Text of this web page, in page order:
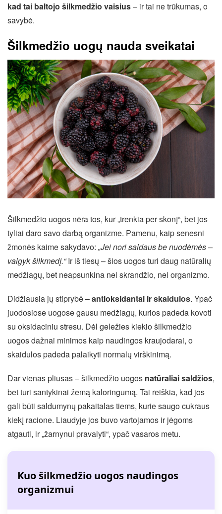
kad tai baltojo šilkmedžio vaisius– ir tai ne trūkumas, o
savybė.
Šilkmedžio uogų nauda sveikatai
Šilkmedžio uogos nėra tos, kur „trenkia per skonį“, bet jos
tyliai daro savo darbą organizme. Pamenu, kaip senesni
žmonės kaime sakydavo: „Jei nori saldaus be nuodėmės –
valgyk šilkmedį.“Ir iš tiesų – šios uogos turi daug natūralių
medžiagų, bet neapsunkina nei skrandžio, nei organizmo.
Didžiausia jų stiprybė –antioksidantai ir skaidulos. Ypač
juodosiose uogose gausu medžiagų, kurios padeda kovoti
su oksidaciniu stresu. Dėl geležies kiekio šilkmedžio
uogos dažnai minimos kaip naudingos kraujodarai, o
skaidulos padeda palaikyti normalų virškinimą.
Dar vienas pliusas – šilkmedžio uogos natūraliai saldžios,
bet turi santykinai žemą kaloringumą. Tai reiškia, kad jos
gali būti saldumynų pakaitalas tiems, kurie saugo cukraus
kiekį racione. Liaudyje jos buvo vartojamos ir jėgoms
atgauti, ir „žarnynui pravalyti“, ypač vasaros metu.
Kuo šilkmedžio uogos naudingos
organizmui